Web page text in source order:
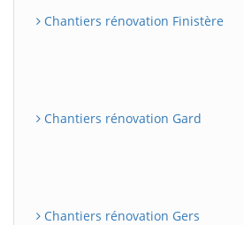
Chantiers rénovation Finistère
Chantiers rénovation Gard
Chantiers rénovation Gers